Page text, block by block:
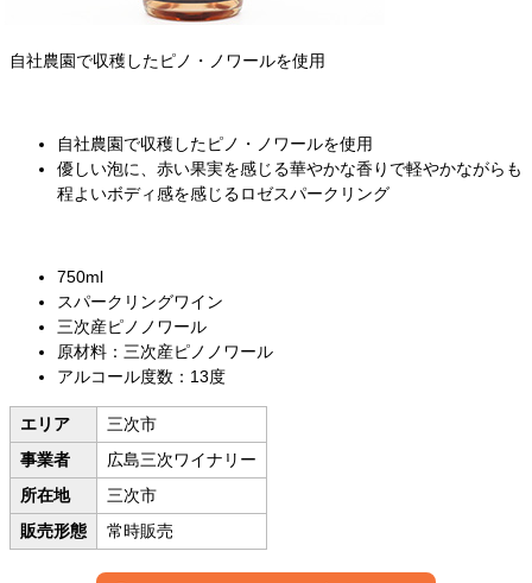
自社農園で収穫したピノ・ノワールを使用
自社農園で収穫したピノ・ノワールを使用
優しい泡に、赤い果実を感じる華やかな香りで軽やかながらも
程よいボディ感を感じるロゼスパークリング
750ml
スパークリングワイン
三次産ピノノワール
原材料：三次産ピノノワール
アルコール度数：13度
エリア
三次市
事業者
広島三次ワイナリー
所在地
三次市
販売形態
常時販売